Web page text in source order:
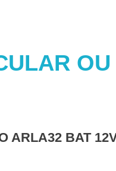
ARLA32 BAT